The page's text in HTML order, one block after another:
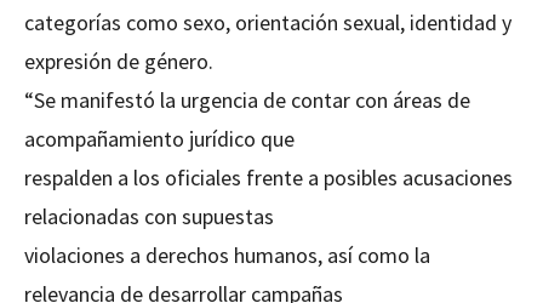
categorías como sexo, orientación sexual, identidad y
expresión de género.
“Se manifestó la urgencia de contar con áreas de
acompañamiento jurídico que
respalden a los oficiales frente a posibles acusaciones
relacionadas con supuestas
violaciones a derechos humanos, así como la
relevancia de desarrollar campañas